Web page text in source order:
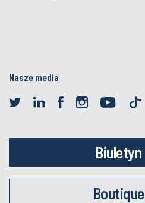
Nasze media
Biuletyn
Boutique